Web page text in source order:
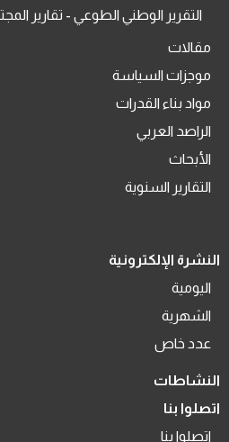
التقرير الوطني الطوعي - تقارير
مقالات
موجزات السياسة
مواد بناء القدرات
الراصد العربي
الأبحاث
التقارير السنوية
النشرة الإلكترونية
اليومية
الشهرية
عدد خاص
النشاطات
اتصلوا بنا
اتصلوا بنا